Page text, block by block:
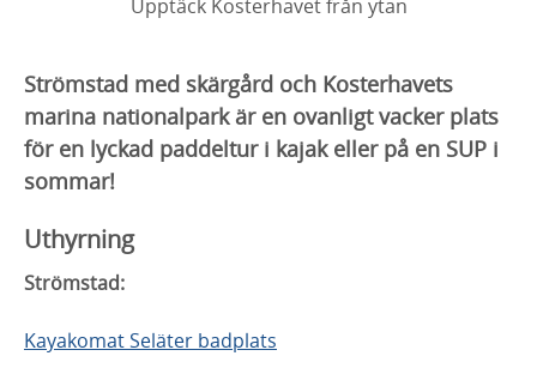
Upptäck Kosterhavet från ytan
Strömstad med skärgård och Kosterhavets
marina nationalpark är en ovanligt vacker plats
för en lyckad paddeltur i kajak eller på en SUP i
sommar!
Uthyrning
Strömstad:
Kayakomat Seläter badplats